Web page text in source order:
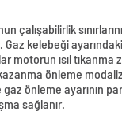
çalışabilirlik
kelebeği ayarındaki
motorun ısıl
önleme
gaz önleme
sağlanır.